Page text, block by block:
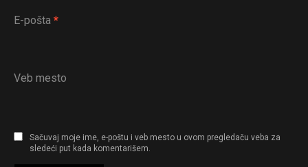
E-pošta *
Veb mesto
Sačuvaj moje ime, e-poštu i veb mesto u ovom pregledaču veba za
sledeći put kada komentarišem.